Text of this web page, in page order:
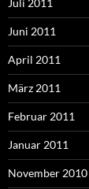
Juli 2011
Juni 2011
April 2011
März 2011
Februar 2011
Januar 2011
November 2010